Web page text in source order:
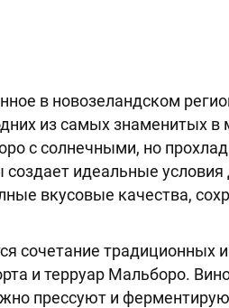
в новозеландском
из самых знаменитых в
с солнечными, но
идеальные
вкусовые качества,
сочетание традиционных
и терруар Мальборо.
прессуют и